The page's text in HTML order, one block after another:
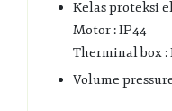
Kelas proteksi
Motor : IP44
Therminal box :
Volume